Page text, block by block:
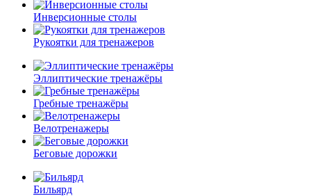
Инверсионные столы
Рукоятки для тренажеров
Эллиптические тренажёры
Гребные тренажёры
Велотренажеры
Беговые дорожки
Бильярд